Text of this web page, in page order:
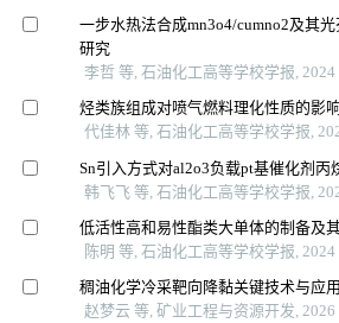
一步水热法合成mn3o4/cumno2及其
研究
李哲 等, 石油化工高等学校学报, 2024
烃类族组成对喷气燃料理化性质的影
代佳林 等, 石油化工高等学校学报,
Sn引入方式对al2o3负载pt基催化剂丙
韩飞飞 等, 石油化工高等学校学报,
低活性高和易性酯类大单体的制备及
陈明 等, 石油化工高等学校学报, 2024
稠油化学冷采靶向降黏关键技术与应用
赵梦云 等, 矿业工程与资源开发, 2026